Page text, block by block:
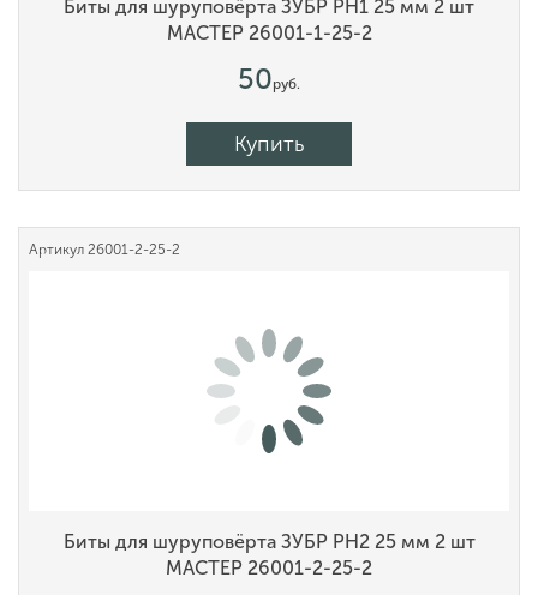
Биты для шуруповёрта ЗУБР PH1 25 мм 2 шт
МАСТЕР 26001-1-25-2
50руб.
Купить
Артикул 26001-2-25-2
Биты для шуруповёрта ЗУБР PH2 25 мм 2 шт
МАСТЕР 26001-2-25-2